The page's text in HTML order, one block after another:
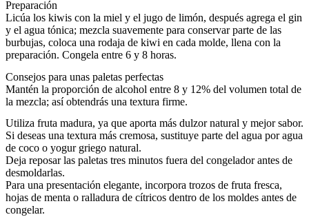
Preparación
Licúa los kiwis con la miel y el jugo de limón, después agrega el gin
y el agua tónica; mezcla suavemente para conservar parte de las
burbujas, coloca una rodaja de kiwi en cada molde, llena con la
preparación. Congela entre 6 y 8 horas.
Consejos para unas paletas perfectas
Mantén la proporción de alcohol entre 8 y 12% del volumen total de
la mezcla; así obtendrás una textura firme.
Utiliza fruta madura, ya que aporta más dulzor natural y mejor sabor.
Si deseas una textura más cremosa, sustituye parte del agua por agua
de coco o yogur griego natural.
Deja reposar las paletas tres minutos fuera del congelador antes de
desmoldarlas.
Para una presentación elegante, incorpora trozos de fruta fresca,
hojas de menta o ralladura de cítricos dentro de los moldes antes de
congelar.